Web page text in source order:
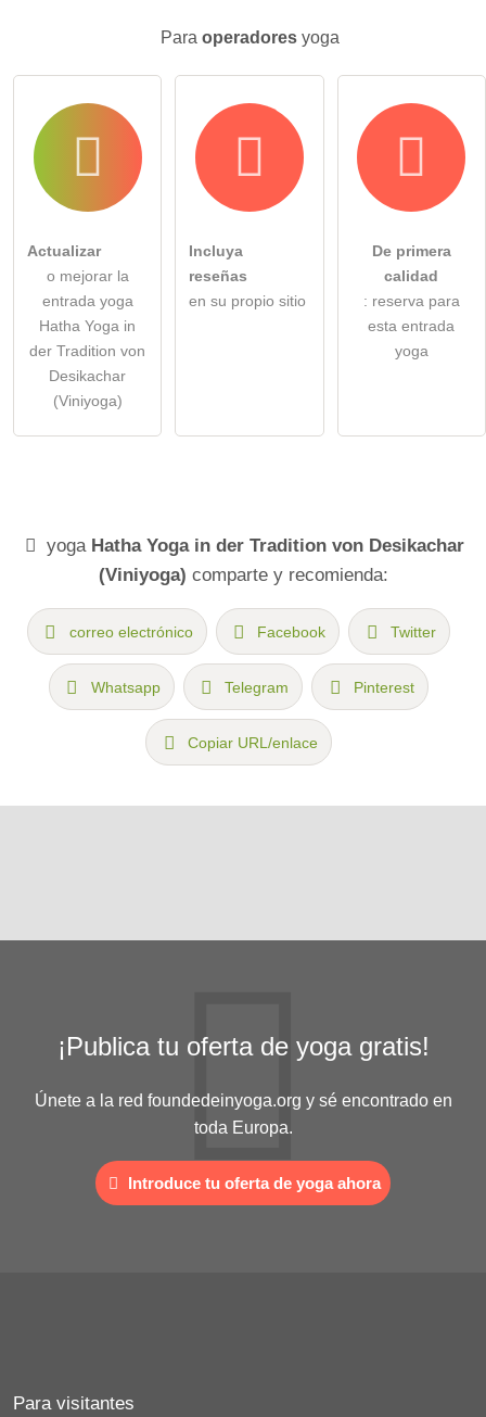
Para operadoresyoga
Actualizar
o mejorar la
entrada yoga
Hatha Yoga in
der Tradition von
Desikachar
(Viniyoga)
Incluya
reseñas
en su propio sitio
De primera
calidad
: reserva para
esta entrada
yoga
yoga Hatha Yoga in der Tradition von Desikachar
(Viniyoga) comparte y recomienda:
correo electrónico Facebook Twitter
Whatsapp Telegram Pinterest
Copiar URL/enlace
¡Publica tu oferta de yoga gratis!
Únete a la red foundedeinyoga.org y sé encontrado en
toda Europa.
Introduce tu oferta de yoga ahora
Para visitantes